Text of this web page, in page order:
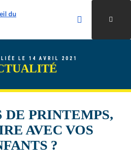
ALLER AU CONTENU
ALLER AU MENU
ALLER À LA RECHERCHE
Rechercher
Valider la
LE 14 AVRIL 2021
DE PRINTEMPS,
AVEC VOS
?